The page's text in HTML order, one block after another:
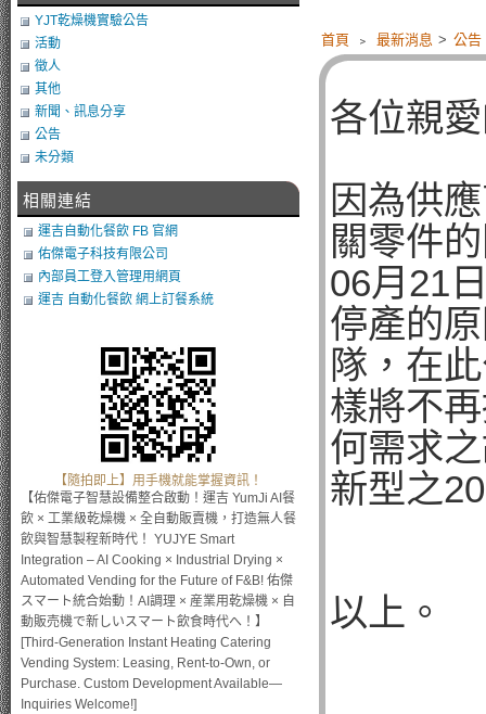
首頁 ﹥ 最新消息 > 公告
各位親
因為供
關零件
06月21
停產的
隊，在
樣將不
何需求
新型之
以上。
YJT乾燥機實驗公告
活動
徵人
其他
新聞、訊息分享
公告
未分類
相關連結
運吉自動化餐飲 FB 官網
佑傑電子科技有限公司
內部員工登入管理用網頁
運吉 自動化餐飲 網上訂餐系統
【隨拍即上】用手機就能掌握資訊！
【佑傑電子智慧設備整合啟動！運吉 YumJi AI餐
飲 × 工業級乾燥機 × 全自動販賣機，打造無人餐
飲與智慧製程新時代！ YUJYE Smart
Integration – AI Cooking × Industrial Drying ×
Automated Vending for the Future of F&B! 佑傑
スマート統合始動！AI調理 × 産業用乾燥機 × 自
動販売機で新しいスマート飲食時代へ！】
[Third-Generation Instant Heating Catering
Vending System: Leasing, Rent-to-Own, or
Purchase. Custom Development Available—
Inquiries Welcome!]